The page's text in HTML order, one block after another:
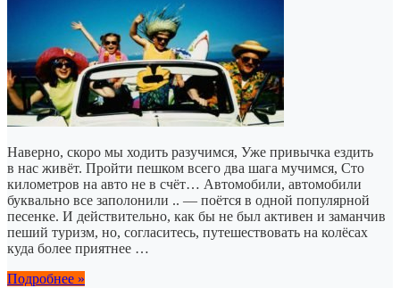
Наверно, скоро мы ходить разучимся, Уже привычка ездить
в нас живёт. Пройти пешком всего два шага мучимся, Сто
километров на авто не в счёт… Автомобили, автомобили
буквально все заполонили .. — поётся в одной популярной
песенке. И действительно, как бы не был активен и заманчив
пеший туризм, но, согласитесь, путешествовать на колёсах
куда более приятнее …
Подробнее »